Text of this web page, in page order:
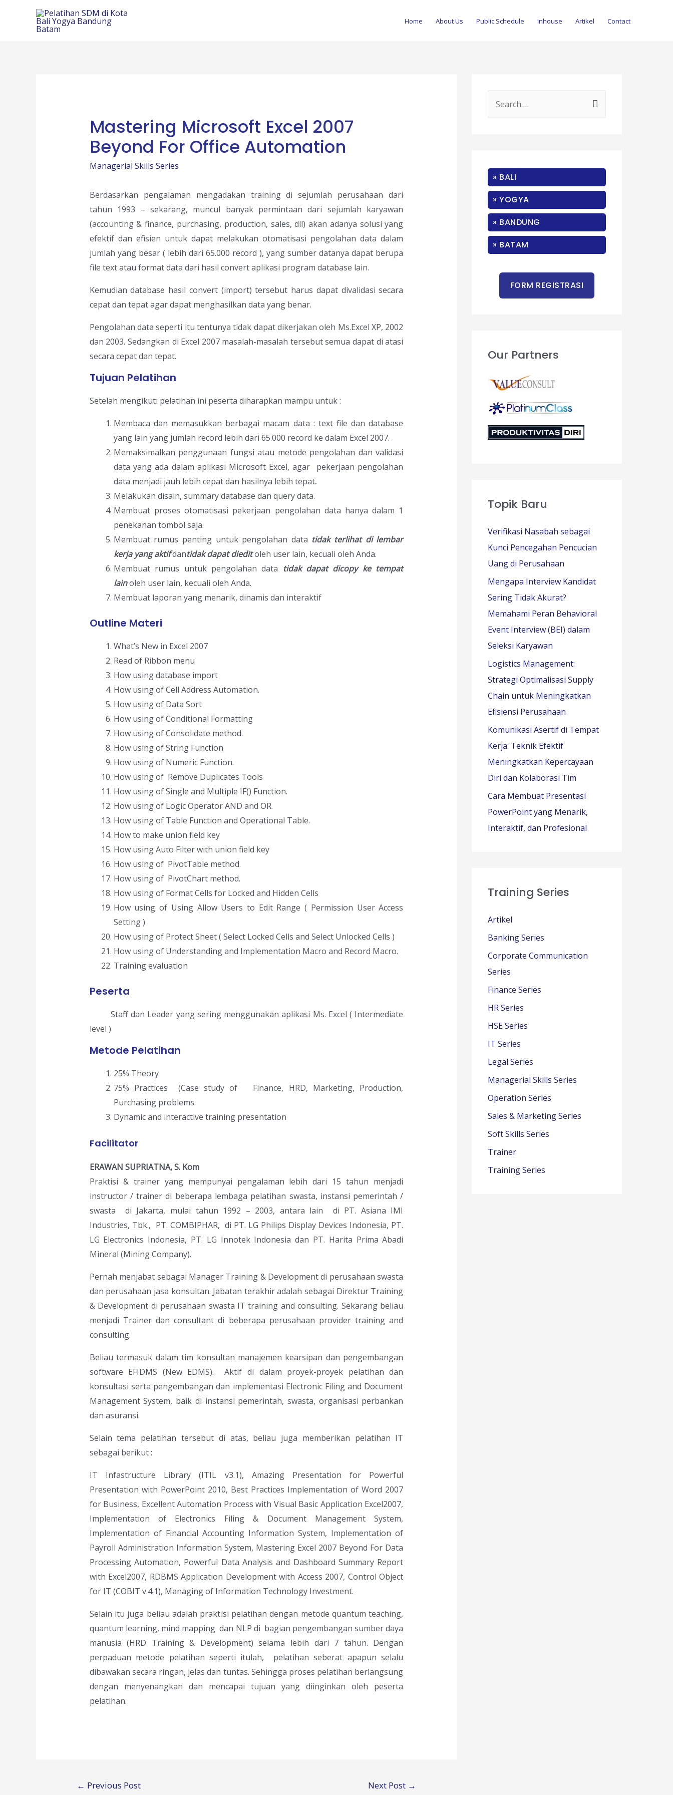
Home About Us Public Schedule Inhouse Artikel Contact
Mastering Microsoft Excel 2007
Beyond For Office Automation
Managerial Skills Series
Berdasarkan pengalaman mengadakan training di sejumlah perusahaan dari
tahun 1993 – sekarang, muncul banyak permintaan dari sejumlah karyawan
(accounting & finance, purchasing, production, sales, dll) akan adanya solusi yang
efektif dan efisien untuk dapat melakukan otomatisasi pengolahan data dalam
jumlah yang besar ( lebih dari 65.000 record ), yang sumber datanya dapat berupa
file text atau format data dari hasil convert aplikasi program database lain.
Kemudian database hasil convert (import) tersebut harus dapat divalidasi secara
cepat dan tepat agar dapat menghasilkan data yang benar.
Pengolahan data seperti itu tentunya tidak dapat dikerjakan oleh Ms.Excel XP, 2002
dan 2003. Sedangkan di Excel 2007 masalah-masalah tersebut semua dapat di atasi
secara cepat dan tepat.
Tujuan Pelatihan
Setelah mengikuti pelatihan ini peserta diharapkan mampu untuk :
Membaca dan memasukkan berbagai macam data : text file dan database
yang lain yang jumlah record lebih dari 65.000 record ke dalam Excel 2007.
Memaksimalkan penggunaan fungsi atau metode pengolahan dan validasi
data yang ada dalam aplikasi Microsoft Excel, agar pekerjaan pengolahan
data menjadi jauh lebih cepat dan hasilnya lebih tepat.
Melakukan disain, summary database dan query data.
Membuat proses otomatisasi pekerjaan pengolahan data hanya dalam 1
penekanan tombol saja.
Membuat rumus penting untuk pengolahan data tidak terlihat di lembar
kerja yang aktifdantidak dapat dieditoleh user lain, kecuali oleh Anda.
Membuat rumus untuk pengolahan data tidak dapat dicopy ke tempat
lainoleh user lain, kecuali oleh Anda.
Membuat laporan yang menarik, dinamis dan interaktif
Outline Materi
What’s New in Excel 2007
Read of Ribbon menu
How using database import
How using of Cell Address Automation.
How using of Data Sort
How using of Conditional Formatting
How using of Consolidate method.
How using of String Function
How using of Numeric Function.
How using of Remove Duplicates Tools
How using of Single and Multiple IF() Function.
How using of Logic Operator AND and OR.
How using of Table Function and Operational Table.
How to make union field key
How using Auto Filter with union field key
How using of PivotTable method.
How using of PivotChart method.
How using of Format Cells for Locked and Hidden Cells
How using of Using Allow Users to Edit Range ( Permission User Access
Setting )
How using of Protect Sheet ( Select Locked Cells and Select Unlocked Cells )
How using of Understanding and Implementation Macro and Record Macro.
Training evaluation
Peserta
Staff dan Leader yang sering menggunakan aplikasi Ms. Excel ( Intermediate
level )
Metode Pelatihan
25% Theory
75% Practices (Case study of Finance, HRD, Marketing, Production,
Purchasing problems.
Dynamic and interactive training presentation
Facilitator
ERAWAN SUPRIATNA, S. Kom
Praktisi & trainer yang mempunyai pengalaman lebih dari 15 tahun menjadi
instructor / trainer di beberapa lembaga pelatihan swasta, instansi pemerintah /
swasta di Jakarta, mulai tahun 1992 – 2003, antara lain di PT. Asiana IMI
Industries, Tbk., PT. COMBIPHAR, di PT. LG Philips Display Devices Indonesia, PT.
LG Electronics Indonesia, PT. LG Innotek Indonesia dan PT. Harita Prima Abadi
Mineral (Mining Company).
Pernah menjabat sebagai Manager Training & Development di perusahaan swasta
dan perusahaan jasa konsultan. Jabatan terakhir adalah sebagai Direktur Training
& Development di perusahaan swasta IT training and consulting. Sekarang beliau
menjadi Trainer dan consultant di beberapa perusahaan provider training and
consulting.
Beliau termasuk dalam tim konsultan manajemen kearsipan dan pengembangan
software EFIDMS (New EDMS). Aktif di dalam proyek-proyek pelatihan dan
konsultasi serta pengembangan dan implementasi Electronic Filing and Document
Management System, baik di instansi pemerintah, swasta, organisasi perbankan
dan asuransi.
Selain tema pelatihan tersebut di atas, beliau juga memberikan pelatihan IT
sebagai berikut :
IT Infastructure Library (ITIL v3.1), Amazing Presentation for Powerful
Presentation with PowerPoint 2010, Best Practices Implementation of Word 2007
for Business, Excellent Automation Process with Visual Basic Application Excel2007,
Implementation of Electronics Filing & Document Management System,
Implementation of Financial Accounting Information System, Implementation of
Payroll Administration Information System, Mastering Excel 2007 Beyond For Data
Processing Automation, Powerful Data Analysis and Dashboard Summary Report
with Excel2007, RDBMS Application Development with Access 2007, Control Object
for IT (COBIT v.4.1), Managing of Information Technology Investment.
Selain itu juga beliau adalah praktisi pelatihan dengan metode quantum teaching,
quantum learning, mind mapping dan NLP di bagian pengembangan sumber daya
manusia (HRD Training & Development) selama lebih dari 7 tahun. Dengan
perpaduan metode pelatihan seperti itulah, pelatihan seberat apapun selalu
dibawakan secara ringan, jelas dan tuntas. Sehingga proses pelatihan berlangsung
dengan menyenangkan dan mencapai tujuan yang diinginkan oleh peserta
pelatihan.
← Previous Post Next Post →
f
o
» BALI
» YOGYA
» BANDUNG
» BATAM
Our Partners
Topik Baru
Verifikasi Nasabah sebagai
Kunci Pencegahan Pencucian
Uang di Perusahaan
Mengapa Interview Kandidat
Sering Tidak Akurat?
Memahami Peran Behavioral
Event Interview (BEI) dalam
Seleksi Karyawan
Logistics Management:
Strategi Optimalisasi Supply
Chain untuk Meningkatkan
Efisiensi Perusahaan
Komunikasi Asertif di Tempat
Kerja: Teknik Efektif
Meningkatkan Kepercayaan
Diri dan Kolaborasi Tim
Cara Membuat Presentasi
PowerPoint yang Menarik,
Interaktif, dan Profesional
Training Series
Artikel
Banking Series
Corporate Communication
Series
Finance Series
HR Series
HSE Series
IT Series
Legal Series
Managerial Skills Series
Operation Series
Sales & Marketing Series
Soft Skills Series
Trainer
Training Series